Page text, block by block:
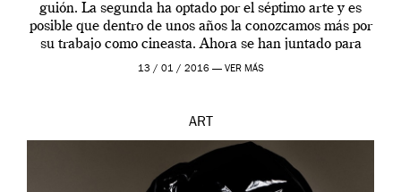
guión. La segunda ha optado por el séptimo arte y es
posible que dentro de unos años la conozcamos más por
su trabajo como cineasta. Ahora se han juntado para
contarnos una […]
13 / 01 / 2016 — VER MÁS
ART